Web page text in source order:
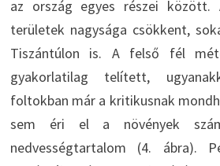
az ország egyes részei között.
területek nagysága csökkent,
Tiszántúlon is. A felső fél
gyakorlatilag telített,
foltokban már a kritikusnak
sem éri el a növények
nedvességtartalom (4. ábra).